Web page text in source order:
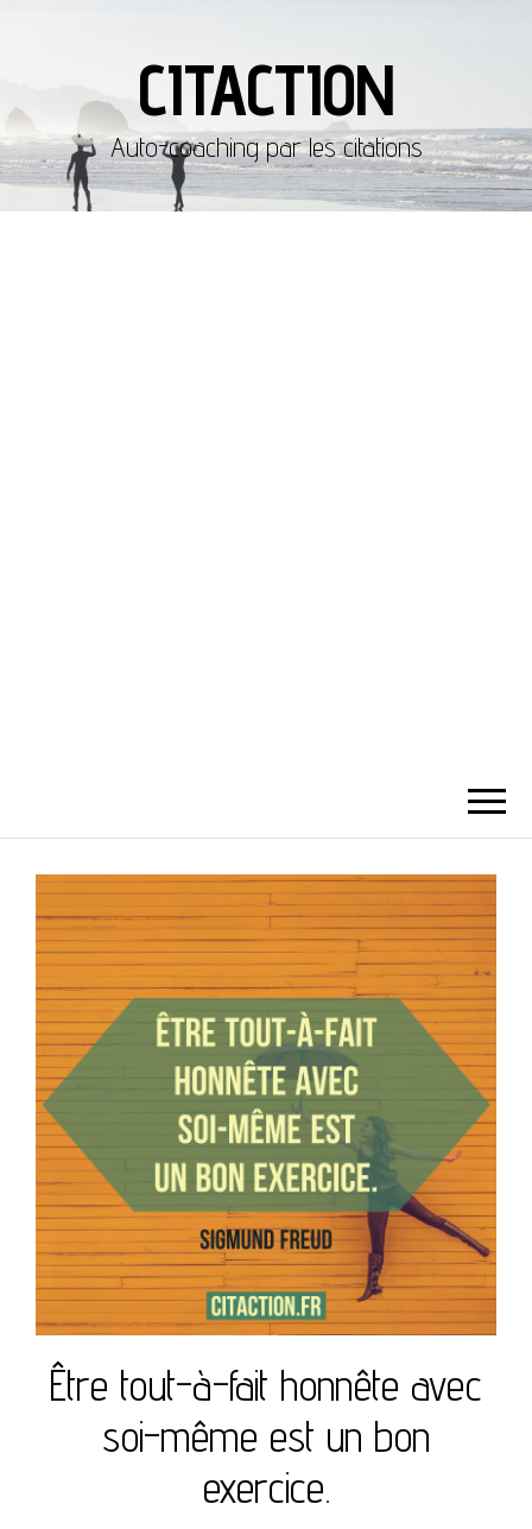
CITACTION
Auto-coaching par les citations
Être tout-à-fait honnête avec
soi-même est un bon
exercice.